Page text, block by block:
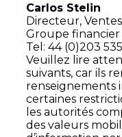
Carlos Stelin
Directeur,
Groupe financier
Tel: 44 (0)203
Veuillez lire
suivants, car ils
renseignements
certaines
les autorités
des valeurs